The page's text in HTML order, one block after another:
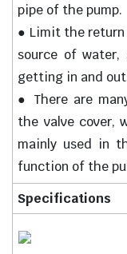
pipe of the pump.
● Limit the
source of
getting in and
● There are
the valve cover,
mainly used in
function of the
Specifications